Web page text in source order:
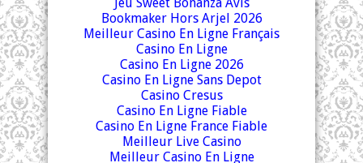
Bookmaker Hors Arjel 2026
Meilleur Casino En Ligne Français
Casino En Ligne
Casino En Ligne 2026
Casino En Ligne Sans Depot
Casino Cresus
Casino En Ligne Fiable
Casino En Ligne France Fiable
Meilleur Live Casino
Meilleur Casino En Ligne